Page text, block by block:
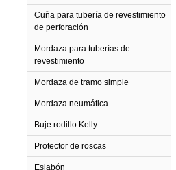
Cuña para tubería de revestimiento
de perforación
Mordaza para tuberías de
revestimiento
Mordaza de tramo simple
Mordaza neumática
Buje rodillo Kelly
Protector de roscas
Eslabón